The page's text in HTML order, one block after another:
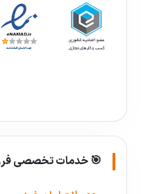
🎯 خدمات تخصصی